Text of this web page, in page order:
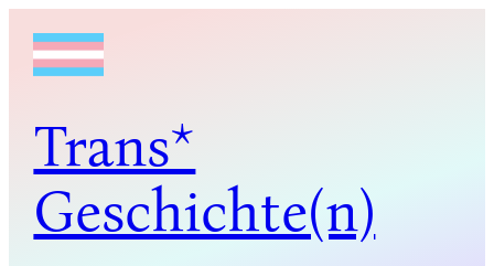
Inhalt
Trans*
Geschichte(n)